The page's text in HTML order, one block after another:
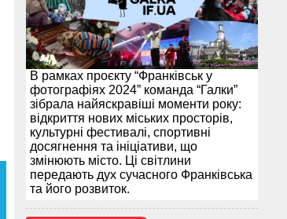
В рамках проєкту “Франківськ у
фотографіях 2024” команда “Галки”
зібрала найяскравіші моменти року:
відкриття нових міських просторів,
культурні фестивалі, спортивні
досягнення та ініціативи, що
змінюють місто. Ці світлини
передають дух сучасного Франківська
та його розвиток.